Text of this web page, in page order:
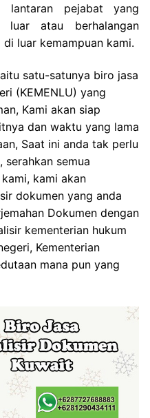
lantaran pejabat yang
luar atau berhalangan
luar kemampuan kami.
satu-satunya biro jasa
(KEMENLU) yang
Kami akan siap
dan waktu yang lama
Saat ini anda tak perlu
semua
kami akan
dokumen yang anda
Dokumen dengan
kementerian hukum
Kementerian
mana pun yang